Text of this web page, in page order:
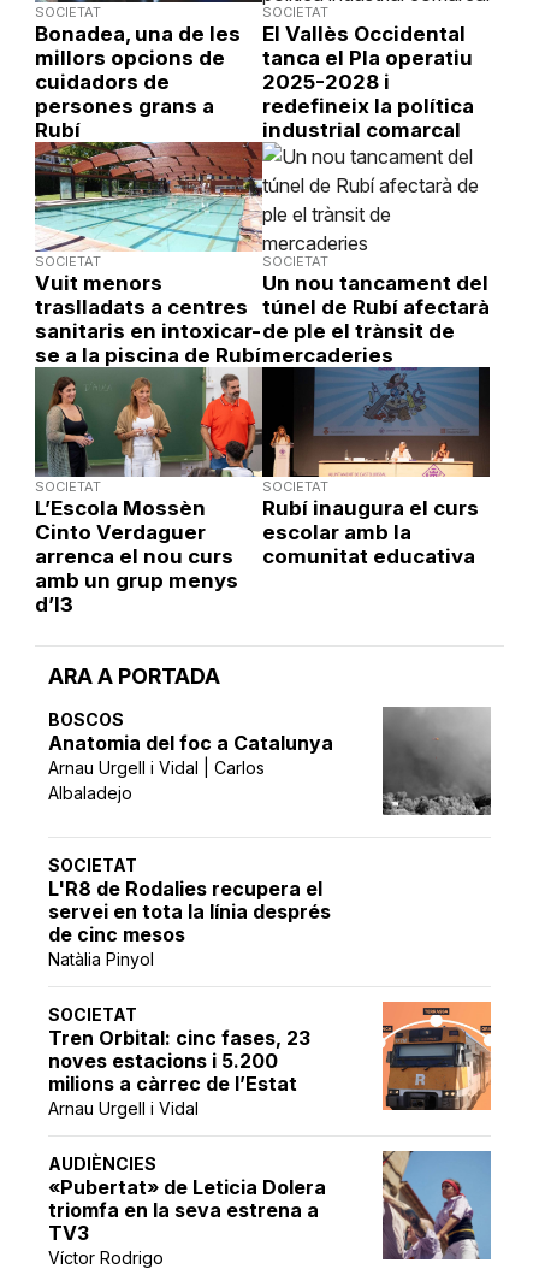
ARA A PORTADA
BOSCOS
Anatomia del foc a Catalunya
Arnau Urgell i Vidal | Carlos
Albaladejo
SOCIETAT
L'R8 de Rodalies recupera el
servei en tota la línia després
de cinc mesos
Natàlia Pinyol
SOCIETAT
Tren Orbital: cinc fases, 23
noves estacions i 5.200
milions a càrrec de l’Estat
Arnau Urgell i Vidal
AUDIÈNCIES
«Pubertat» de Leticia Dolera
triomfa en la seva estrena a
TV3
Víctor Rodrigo
SOCIETAT
Bonadea, una de les
millors opcions de
cuidadors de
persones grans a
Rubí
SOCIETAT
El Vallès Occidental
tanca el Pla operatiu
2025-2028 i
redefineix la política
industrial comarcal
SOCIETAT
Vuit menors
traslladats a centres
sanitaris en intoxicar-
se a la piscina de Rubí
SOCIETAT
Un nou tancament del
túnel de Rubí afectarà
de ple el trànsit de
mercaderies
SOCIETAT
L’Escola Mossèn
Cinto Verdaguer
arrenca el nou curs
amb un grup menys
d’I3
SOCIETAT
Rubí inaugura el curs
escolar amb la
comunitat educativa